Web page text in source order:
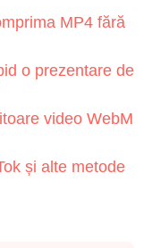
MP4 fără
o prezentare de
video WebM
și alte metode